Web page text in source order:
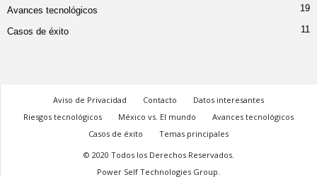
Avances tecnológicos 19
Casos de éxito 11
Aviso de Privacidad Contacto
Datos interesantes
Riesgos tecnológicos
México vs. El mundo
Avances tecnológicos
Casos de éxito
Temas principales
© 2020 Todos los Derechos Reservados.
Power Self Technologies Group.